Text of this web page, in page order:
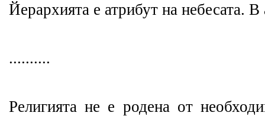
Йерархията е атрибут на небесата.
..........
Религията не е родена от